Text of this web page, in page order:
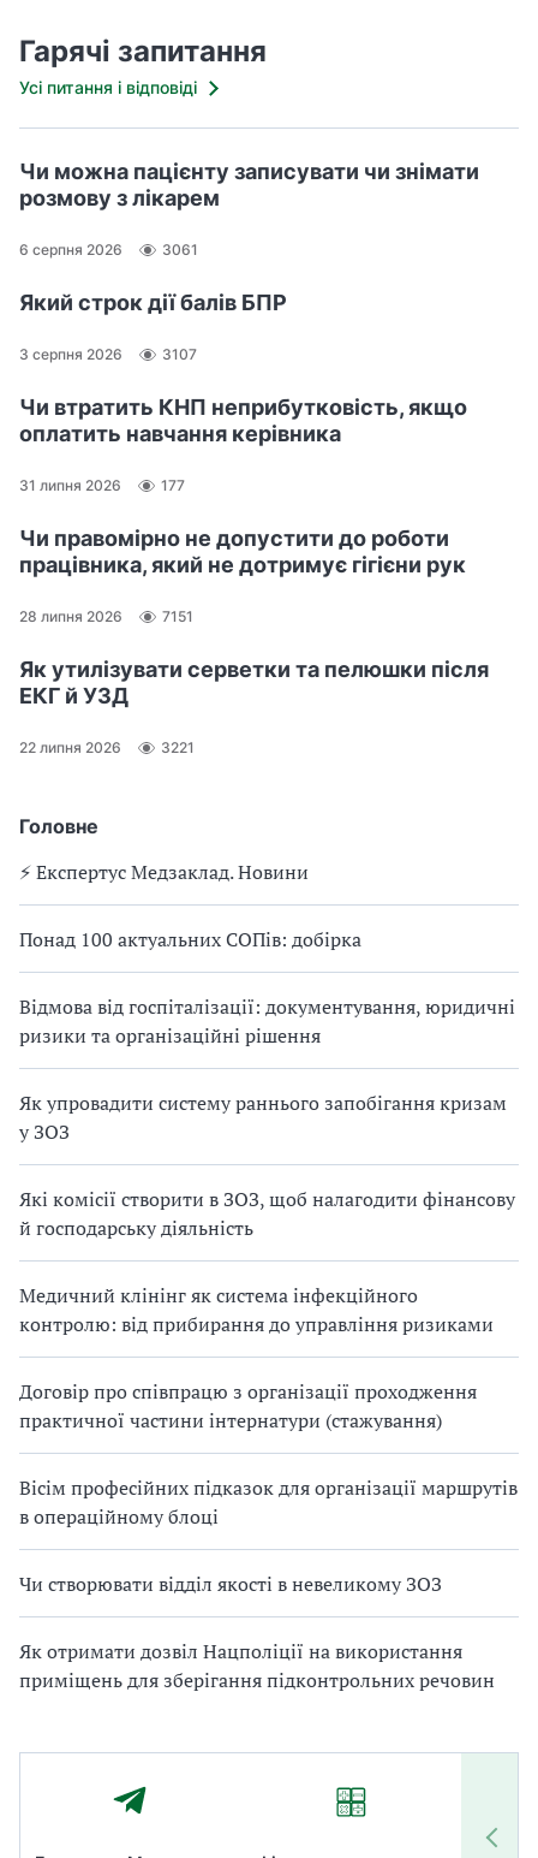
Головне
⚡️ Експертус Медзаклад. Новини
Понад 100 актуальних СОПів: добірка
Відмова від госпіталізації: документування, юридичні
ризики та організаційні рішення
Як упровадити систему раннього запобігання кризам
у ЗОЗ
Які комісії створити в ЗОЗ, щоб налагодити фінансову
й господарську діяльність
Медичний клінінг як система інфекційного
контролю: від прибирання до управління ризиками
Договір про співпрацю з організації проходження
практичної частини інтернатури (стажування)
Вісім професійних підказок для організації маршрутів
в операційному блоці
Чи створювати відділ якості в невеликому ЗОЗ
Як отримати дозвіл Нацполіції на використання
приміщень для зберігання підконтрольних речовин
Гарячі запитання
Усі питання і відповіді
Чи можна пацієнту записувати чи знімати
розмову з лікарем
6 серпня 2026 3061
Який строк дії балів БПР
3 серпня 2026 3107
Чи втратить КНП неприбутковість, якщо
оплатить навчання керівника
31 липня 2026 177
Чи правомірно не допустити до роботи
працівника, який не дотримує гігієни рук
28 липня 2026 7151
Як утилізувати серветки та пелюшки після
ЕКГ й УЗД
22 липня 2026 3221